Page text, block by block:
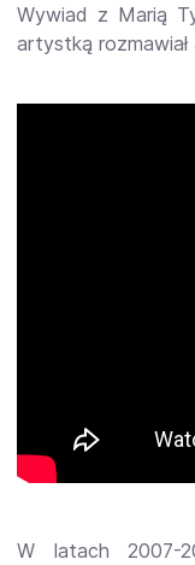
Wywiad z Marią
artystką
W latach 2007-